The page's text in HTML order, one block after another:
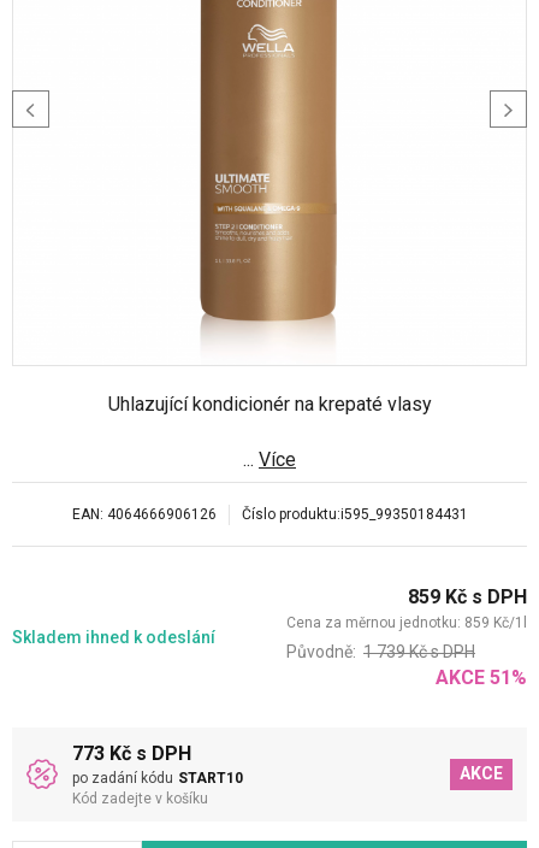
Uhlazující kondicionér na krepaté vlasy
... Více
EAN: 4064666906126 Číslo produktu:i595_99350184431
Skladem ihned k odeslání
859 Kč s DPH
Cena za měrnou jednotku: 859 Kč/1
Původně: 1 739Kčs DPH
AKCE 51 %
773 Kč s DPH
po zadání kódu START10
Kód zadejte v košíku
AKCE